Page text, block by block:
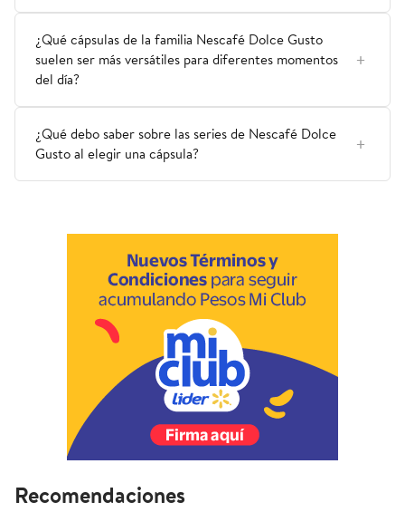
¿Qué cápsulas de la familia Nescafé Dolce Gusto
suelen ser más versátiles para diferentes momentos
del día?
¿Qué debo saber sobre las series de Nescafé Dolce
Gusto al elegir una cápsula?
Recomendaciones